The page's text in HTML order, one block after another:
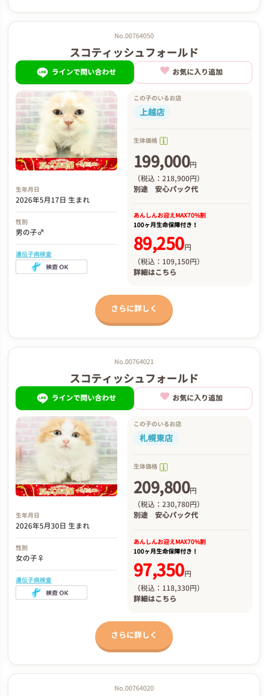
No.00764050
スコティッシュフォールド
ラインで問い合わせ お気に入り追加
生年月日
2026年5月17日 生まれ
性別
男の子♂
遺伝子病検査
この子のいるお店
上越店
生体価格
199,000円
（税込：218,900円）
別途 安心パック代
あんしんお迎えMAX70%割
100ヶ月生命保障付き！
89,250円
（税込：109,150円）
詳細はこちら
さらに詳しく
No.00764021
スコティッシュフォールド
ラインで問い合わせ お気に入り追加
生年月日
2026年5月30日 生まれ
性別
女の子♀
遺伝子病検査
この子のいるお店
札幌東店
生体価格
209,800円
（税込：230,780円）
別途 安心パック代
あんしんお迎えMAX70%割
100ヶ月生命保障付き！
97,350円
（税込：118,330円）
詳細はこちら
さらに詳しく
No.00764020